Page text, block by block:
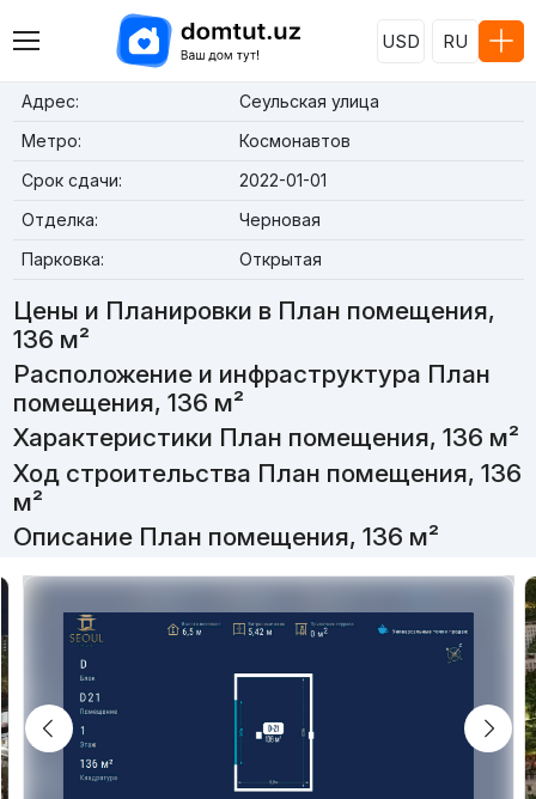
USD RU
Адрес:
Сеульская улица
Метро:
Космонавтов
Срок сдачи:
2022-01-01
Отделка:
Черновая
Парковка:
Открытая
Цены и Планировки в План помещения,
136 м²
Расположение и инфраструктура План
помещения, 136 м²
Характеристики План помещения, 136 м²
Ход строительства План помещения, 136
м²
Описание План помещения, 136 м²